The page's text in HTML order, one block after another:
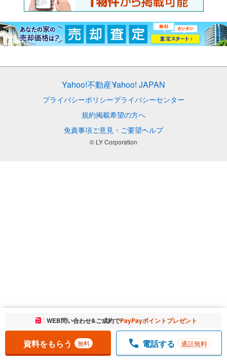
お気に入りに追加しました。 一覧を開く
WEB問い合わせ&ご成約でPayPayポイントプレゼント
資料をもらう 無料 電話する 通話無料
Yahoo!不動産Yahoo! JAPAN
プライバシーポリシープライバシーセンター
規約掲載希望の方へ
免責事項ご意見・ご要望ヘルプ
© LY Corporation